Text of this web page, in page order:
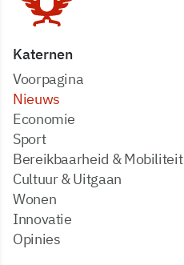
Katernen
Voorpagina
Nieuws
Economie
Sport
Bereikbaarheid & Mobiliteit
Cultuur & Uitgaan
Wonen
Innovatie
Opinies